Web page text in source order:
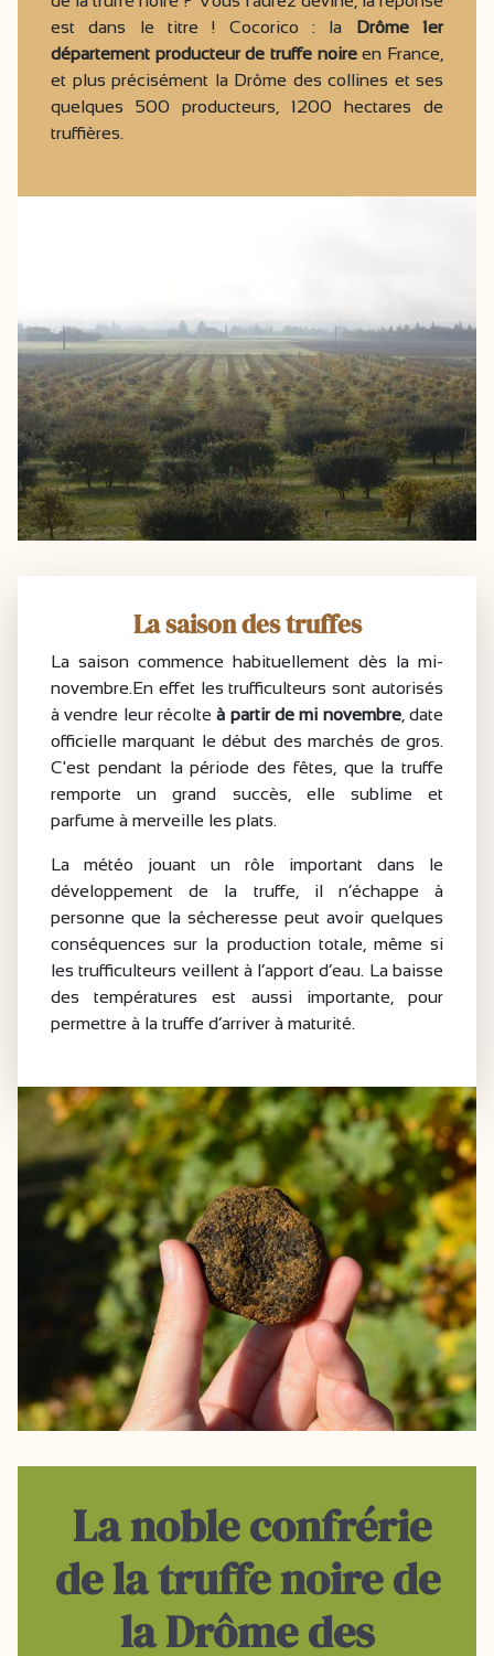
est dans le titre ! Cocorico : la
Drôme 1er
département producteur de truffe noireen France,
et plus précisément la Drôme des collines et ses
quelques 500 producteurs, 1200 hectares de
truffières.
La saison des truffes
La saison commence habituellement dès la mi-
novembre.En effet les trufficulteurs sont autorisés
à vendre leur récolte à partir de mi novembre, date
officielle marquant le début des marchés de gros.
C'est pendant la période des fêtes, que la truffe
remporte un grand succès, elle sublime et
parfume à merveille les plats.
La météo jouant un rôle important dans le
développement de la truffe, il n’échappe à
personne que la sécheresse peut avoir quelques
conséquences sur la production totale, même si
les trufficulteurs veillent à l’apport d’eau. La baisse
des températures est aussi importante, pour
permettre à la truffe d’arriver à maturité.
La noble confrérie
de la truffe noire de
la Drôme des